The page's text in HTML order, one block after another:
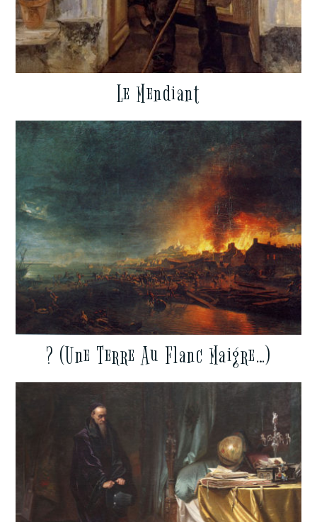
Le Mendiant
? (Une Terre Au Flanc Maigre…)